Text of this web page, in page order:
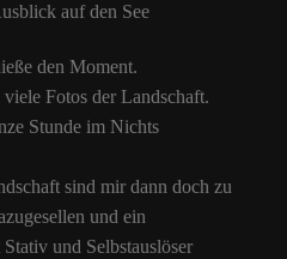
auf den See
den Moment.
Fotos der Landschaft.
Stunde im Nichts
sind mir dann doch zu
und ein
und Selbstauslöser